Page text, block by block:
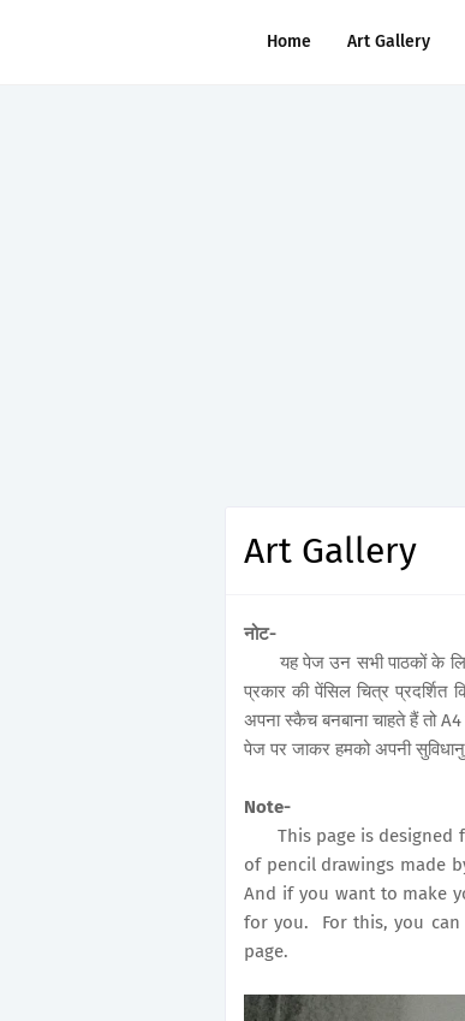
Home Art Gallery
Art Gallery
नोट-
यह पेज उन सभी पाठकों के लिए
प्रकार की पेंसिल चित्र
अपना स्कैच बनबाना चाहते हैं तो
पेज पर जाकर हमको अपनी
Note-
This page is designed
of pencil drawings made
And if you want to make
for you. For this, you can
page.